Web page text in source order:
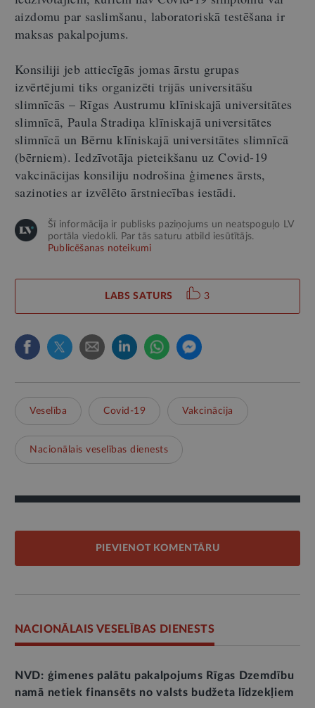
aizdomu par saslimšanu, laboratoriskā testēšana ir
maksas pakalpojums.
Konsiliji jeb attiecīgās jomas ārstu grupas
izvērtējumi tiks organizēti trijās universitāšu
slimnīcās – Rīgas Austrumu klīniskajā universitātes
slimnīcā, Paula Stradiņa klīniskajā universitātes
slimnīcā un Bērnu klīniskajā universitātes slimnīcā
(bērniem). Iedzīvotāja pieteikšanu uz Covid-19
vakcinācijas konsiliju nodrošina ģimenes ārsts,
sazinoties ar izvēlēto ārstniecības iestādi.
Šī informācija ir publisks paziņojums un neatspoguļo LV
portāla viedokli. Par tās saturu atbild iesūtītājs.
Publicēšanas noteikumi
LABS SATURS 3
Veselība Covid-19 Vakcinācija
Nacionālais veselības dienests
PIEVIENOT KOMENTĀRU
NACIONĀLAIS VESELĪBAS DIENESTS
NVD: ģimenes palātu pakalpojums Rīgas Dzemdību
namā netiek finansēts no valsts budžeta līdzekļiem